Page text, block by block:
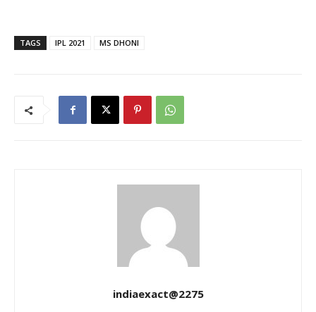
TAGS IPL 2021 MS DHONI
indiaexact@2275